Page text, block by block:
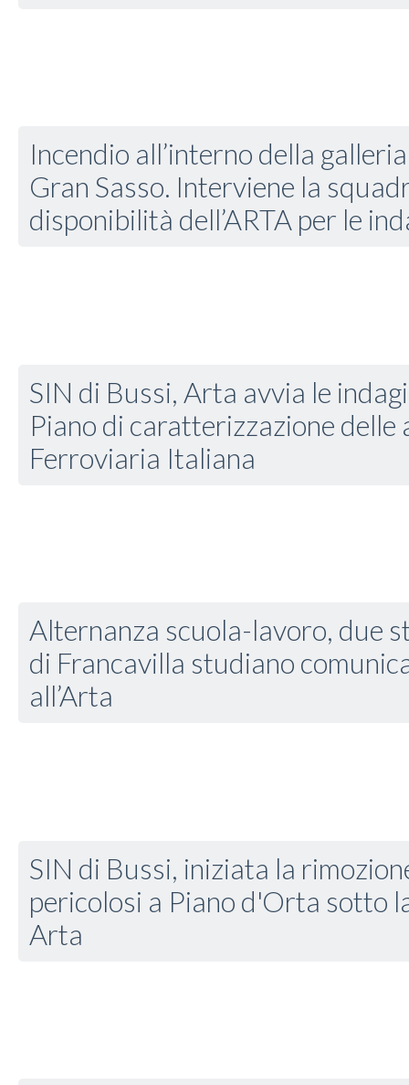
Incendio all’interno della
Gran Sasso. Interviene la
disponibilità dell’ARTA per le
SIN di Bussi, Arta avvia le
Piano di caratterizzazione delle
Ferroviaria Italiana
Alternanza scuola-lavoro, due
di Francavilla studiano
all’Arta
SIN di Bussi, iniziata la
pericolosi a Piano d'Orta sotto
Arta